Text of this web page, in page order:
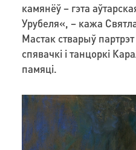
камянёў – гэта
Урубеля«, – кажа
Мастак стварыў
спявачкі і танцоркі
памяці.